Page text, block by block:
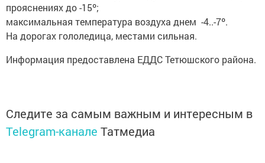
прояснениях до -15º;
максимальная температура воздуха днем -4..-7º.
На дорогах гололедица, местами сильная.
Информация предоставлена ЕДДС Тетюшского района.
Следите за самым важным и интересным в
Telegram-канале Татмедиа